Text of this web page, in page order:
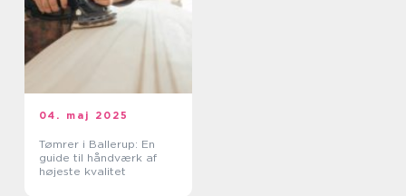
04. maj 2025
Tømrer i Ballerup: En
guide til håndværk af
højeste kvalitet